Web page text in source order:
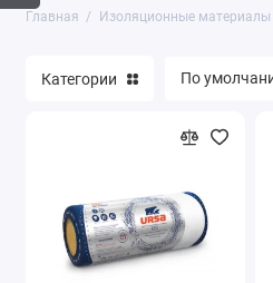
Главная Изоляционные материалы
Мембраны ветрозащитные
Аксессуары
Категории